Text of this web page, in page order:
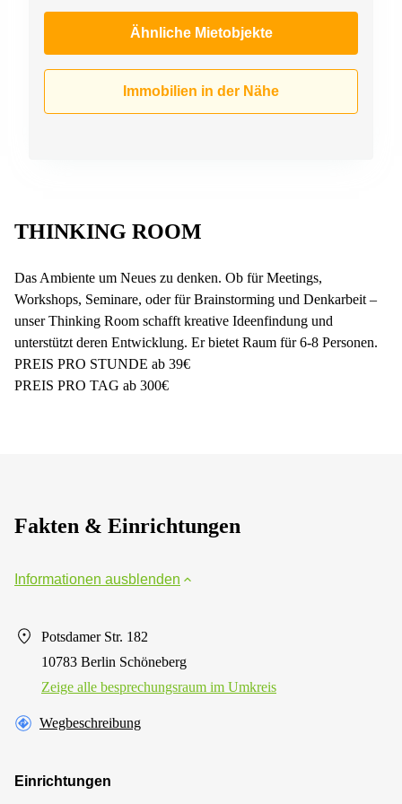
Ähnliche Mietobjekte
Immobilien in der Nähe
THINKING ROOM
Das Ambiente um Neues zu denken. Ob für Meetings,
Workshops, Seminare, oder für Brainstorming und Denkarbeit –
unser Thinking Room schafft kreative Ideenfindung und
unterstützt deren Entwicklung. Er bietet Raum für 6-8 Personen.
PREIS PRO STUNDE ab 39€
PREIS PRO TAG ab 300€
Fakten & Einrichtungen
Informationen ausblenden
Potsdamer Str. 182
10783 Berlin Schöneberg
Zeige alle besprechungsraum im Umkreis
Wegbeschreibung
Einrichtungen